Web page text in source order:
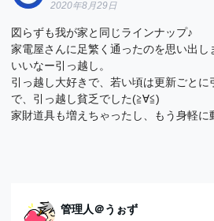
2020年8月29日
図らずも我が家と同じラインナップ♪
家電屋さんに足繁く通ったのを思い出し
いいなー引っ越し。
引っ越し大好きで、若い頃は更新ごと
で、引っ越し貧乏でした(≧∀≦)
家財道具も増えちゃったし、もう身軽に
管理人＠うぉず